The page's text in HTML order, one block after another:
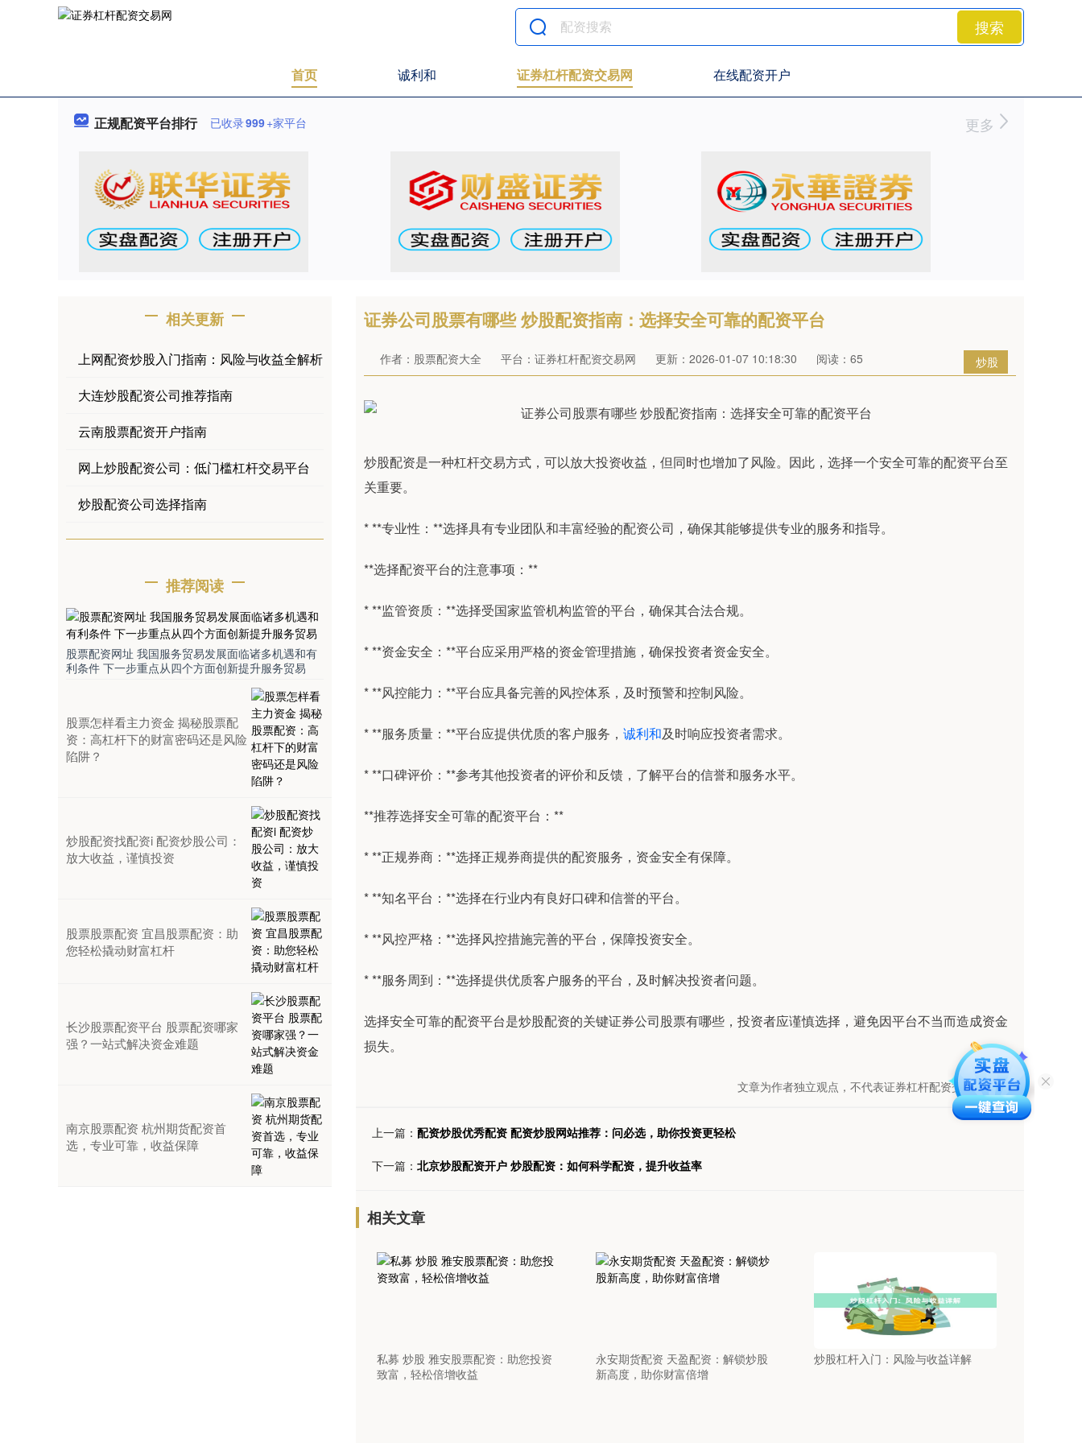
搜索
首页 诚利和 证券杠杆配资交易网 在线配资开户
正规配资平台排行 已收录999+家平台 更多
证券公司股票有哪些 炒股配资指南：选择安全可靠的配资平台
炒股
作者：股票配资大全 平台：证券杠杆配资交易网 更新：2026-01-07 10:18:30 阅读：65
炒股配资是一种杠杆交易方式，可以放大投资收益，但同时也增加了风险。因此，选择一个安全可靠的配资平台至
关重要。
* **专业性：**选择具有专业团队和丰富经验的配资公司，确保其能够提供专业的服务和指导。
**选择配资平台的注意事项：**
* **监管资质：**选择受国家监管机构监管的平台，确保其合法合规。
* **资金安全：**平台应采用严格的资金管理措施，确保投资者资金安全。
* **风控能力：**平台应具备完善的风控体系，及时预警和控制风险。
* **服务质量：**平台应提供优质的客户服务， 诚利和及时响应投资者需求。
* **口碑评价：**参考其他投资者的评价和反馈，了解平台的信誉和服务水平。
**推荐选择安全可靠的配资平台：**
* **正规券商：**选择正规券商提供的配资服务，资金安全有保障。
* **知名平台：**选择在行业内有良好口碑和信誉的平台。
* **风控严格：**选择风控措施完善的平台，保障投资安全。
* **服务周到：**选择提供优质客户服务的平台，及时解决投资者问题。
选择安全可靠的配资平台是炒股配资的关键证券公司股票有哪些，投资者应谨慎选择，避免因平台不当而造成资金
损失。
文章为作者独立观点，不代表证券杠杆配资交易网观点
上一篇： 配资炒股优秀配资 配资炒股网站推荐：问必选，助你投资更轻松
下一篇： 北京炒股配资开户 炒股配资：如何科学配资，提升收益率
相关文章
私募 炒股 雅安股票配资：助您投资
致富，轻松倍增收益
永安期货配资 天盈配资：解锁炒股
新高度，助你财富倍增
炒股杠杆入门：风险与收益详解
相关更新
上网配资炒股入门指南：风险与收益全解析
大连炒股配资公司推荐指南
云南股票配资开户指南
网上炒股配资公司：低门槛杠杆交易平台
炒股配资公司选择指南
推荐阅读
股票配资网址 我国服务贸易发展面临诸多机遇和有
利条件 下一步重点从四个方面创新提升服务贸易
股票怎样看主力资金 揭秘股票配
资：高杠杆下的财富密码还是风险
陷阱？
炒股配资找配资i 配资炒股公司：
放大收益，谨慎投资
股票股票配资 宜昌股票配资：助
您轻松撬动财富杠杆
长沙股票配资平台 股票配资哪家
强？一站式解决资金难题
南京股票配资 杭州期货配资首
选，专业可靠，收益保障